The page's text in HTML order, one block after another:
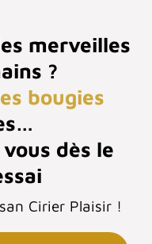
merveilles
?
bougies
dès le
Cirier Plaisir !